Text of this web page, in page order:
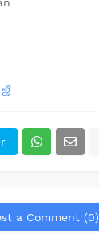
ஜீ
a Comment (0)